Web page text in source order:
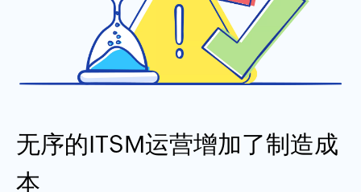
无序的ITSM运营增加了制造成
本